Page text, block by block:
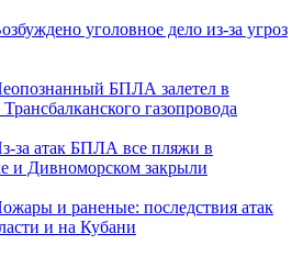
уголовное дело из-за угроз
БПЛА залетел в
газопровода
за атак БПЛА все пляжи в
и Дивноморском закрыли
и раненые: последствия атак
и на Кубани